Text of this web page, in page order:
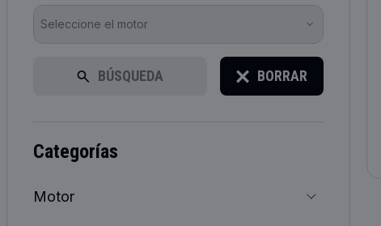
Seleccione el motor
BÚSQUEDA BORRAR
categorías
Motor